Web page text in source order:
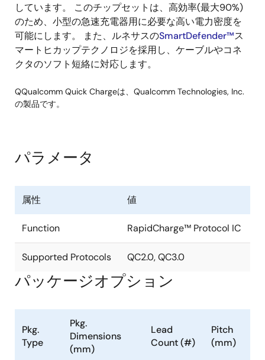
しています。 このチップセットは、高効率(最大90%)
のため、小型の急速充電器用に必要な高い電力密度を
可能にします。 また、ルネサスのSmartDefender™ス
マートヒカップテクノロジを採用し、ケーブルやコネ
クタのソフト短絡に対応します。
QQualcomm Quick Chargeは、Qualcomm Technologies, Inc.
の製品です。
パラメータ
属性 値
Function RapidCharge™ Protocol IC
Supported Protocols QC2.0, QC3.0
パッケージオプション
Pkg.
Type
Pkg.
Dimensions
(mm)
Lead
Count (#)
Pitch
(mm)